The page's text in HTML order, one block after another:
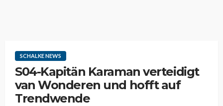
SCHALKE NEWS
S04-Kapitän Karaman verteidigt
van Wonderen und hofft auf
Trendwende